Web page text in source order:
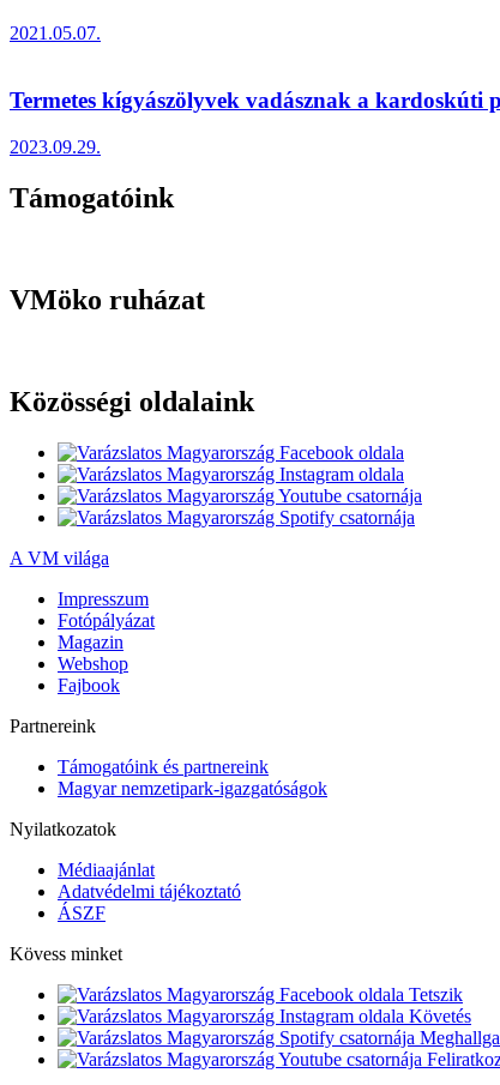
2021.05.07.
Termetes kígyászölyvek vadásznak a kardoskúti
2023.09.29.
Támogatóink
VMöko ruházat
Közösségi oldalaink
A VM világa
Impresszum
Fotópályázat
Magazin
Webshop
Fajbook
Partnereink
Támogatóink és partnereink
Magyar nemzetipark-igazgatóságok
Nyilatkozatok
Médiaajánlat
Adatvédelmi tájékoztató
ÁSZF
Kövess minket
Tetszik
Követés